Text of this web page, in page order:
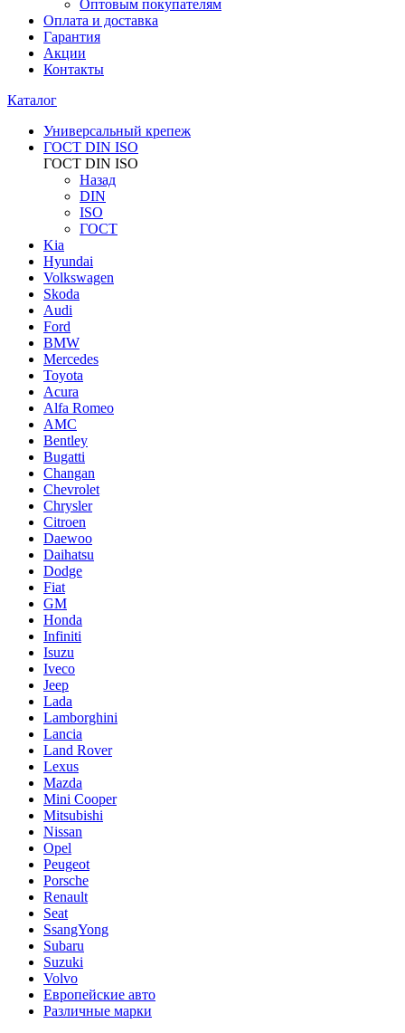
Оптовым покупателям
Оплата и доставка
Гарантия
Акции
Контакты
Каталог
Универсальный крепеж
ГОСТ DIN ISO
ГОСТ DIN ISO
Назад
DIN
ISO
ГОСТ
Kia
Hyundai
Volkswagen
Skoda
Audi
Ford
BMW
Mercedes
Toyota
Acura
Alfa Romeo
AMC
Bentley
Bugatti
Changan
Chevrolet
Chrysler
Citroen
Daewoo
Daihatsu
Dodge
Fiat
GM
Honda
Infiniti
Isuzu
Iveco
Jeep
Lada
Lamborghini
Lancia
Land Rover
Lexus
Mazda
Mini Cooper
Mitsubishi
Nissan
Opel
Peugeot
Porsche
Renault
Seat
SsangYong
Subaru
Suzuki
Volvo
Европейские авто
Различные марки